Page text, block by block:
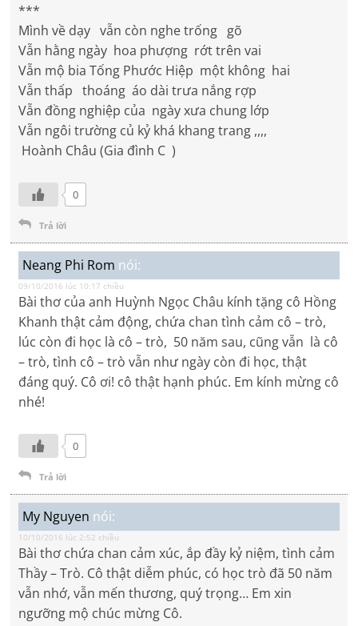
***
Mình về dạy vẫn còn nghe trống gõ
Vẫn hằng ngày hoa phượng rớt trên vai
Vẫn mộ bia Tống Phước Hiệp một không hai
Vẫn thấp thoáng áo dài trưa nắng rợp
Vẫn đồng nghiệp của ngày xưa chung lớp
Vẫn ngôi trường củ kỷ khá khang trang ,,,,
Hoành Châu (Gia đình C )
0
Trả lời
Neang Phi Rom nói:
09/10/2016 lúc 10:17 chiều
Bài thơ của anh Huỳnh Ngọc Châu kính tặng cô Hồng
Khanh thật cảm động, chứa chan tình cảm cô – trò,
lúc còn đi học là cô – trò, 50 năm sau, cũng vẫn là cô
– trò, tình cô – trò vẫn như ngày còn đi học, thật
đáng quý. Cô ơi! cô thật hạnh phúc. Em kính mừng cô
nhé!
0
Trả lời
My Nguyen nói:
10/10/2016 lúc 2:52 chiều
Bài thơ chứa chan cảm xúc, ắp đầy kỷ niệm, tình cảm
Thầy – Trò. Cô thật diễm phúc, có học trò đã 50 năm
vẫn nhớ, vẫn mến thương, quý trọng… Em xin
ngưỡng mộ chúc mừng Cô.